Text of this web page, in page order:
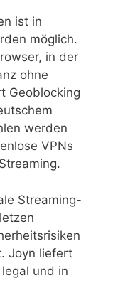
ist in
möglich.
in der
ohne
Geoblocking
werden
VPNs
Streaming-
Joyn liefert
und in